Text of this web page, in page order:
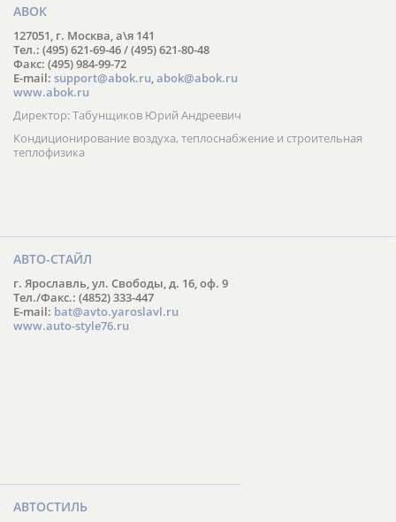
АВОК
127051, г. Москва, а\я 141
Тел.: (495) 621-69-46 / (495) 621-80-48
Факс: (495) 984-99-72
E-mail: support@abok.ru,abok@abok.ru
www.abok.ru
Директор: Табунщиков Юрий Андреевич
Кондиционирование воздуха, теплоснабжение и строительная
теплофизика
АВТО-СТАЙЛ
г. Ярославль, ул. Свободы, д. 16, оф. 9
Тел./Факс.: (4852) 333-447
E-mail: bat@avto.yaroslavl.ru
www.auto-style76.ru
АВТОСТИЛЬ